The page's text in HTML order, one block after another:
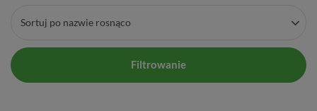
Sortuj po nazwie rosnąco
Filtrowanie